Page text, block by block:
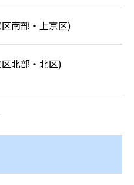
南部・上京区)
北部・北区)